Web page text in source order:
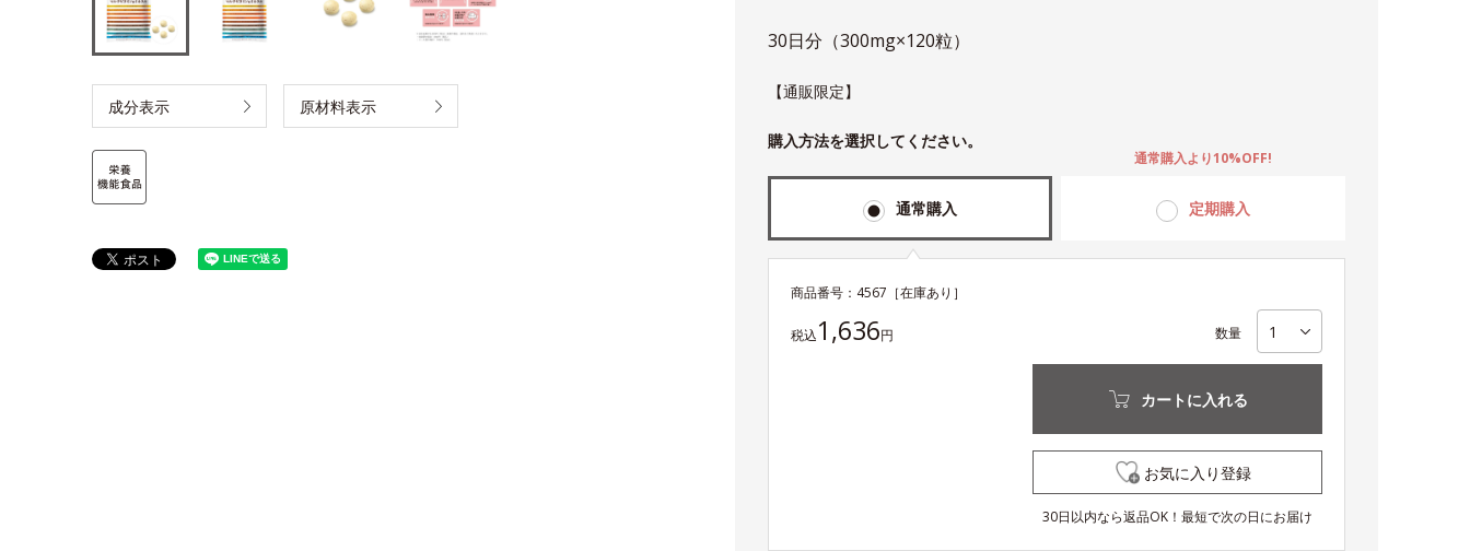
成分表示 原材料表示
30日分（300mg×120粒）
【通販限定】
購入方法を選択してください。
通常購入 定期購入
通常購入より10%OFF!
商品番号： 4567 ［在庫あり］
税込1,636円 数量
カートに入れる
お気に入り登録
30日以内なら返品OK！最短で次の日にお届け